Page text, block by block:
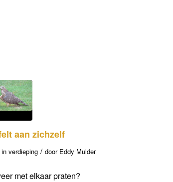
aan zichzelf
in verdieping / door Eddy Mulder
met elkaar praten?